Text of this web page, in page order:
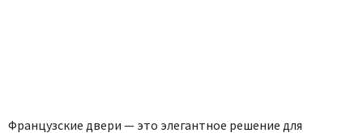
Французские двери — это элегантное решение для